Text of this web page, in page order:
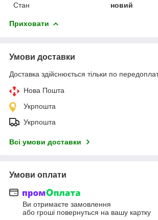
Стан
новий
Приховати
Умови доставки
Доставка здійснюється тільки по
Нова Пошта
Укрпошта
Укрпошта
Всі умови доставки
Умови оплати
Ви отримаєте замовлення
або гроші повернуться на вашу картку